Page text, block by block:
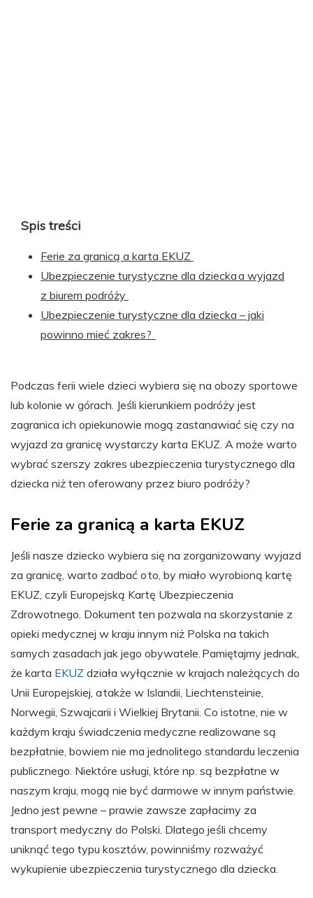
Spis treści
Ferie za granicą a karta EKUZ
Ubezpieczenie turystyczne dla dziecka a wyjazd
z biurem podróży
Ubezpieczenie turystyczne dla dziecka – jaki
powinno mieć zakres?
Podczas ferii wiele dzieci wybiera się na obozy sportowe
lub kolonie w górach. Jeśli kierunkiem podróży jest
zagranica ich opiekunowie mogą zastanawiać się czy na
wyjazd za granicę wystarczy karta EKUZ. A może warto
wybrać szerszy zakres ubezpieczenia turystycznego dla
dziecka niż ten oferowany przez biuro podróży?
Ferie za granicą a karta EKUZ
Jeśli nasze dziecko wybiera się na zorganizowany wyjazd
za granicę, warto zadbać o to, by miało wyrobioną kartę
EKUZ, czyli Europejską Kartę Ubezpieczenia
Zdrowotnego. Dokument ten pozwala na skorzystanie z
opieki medycznej w kraju innym niż Polska na takich
samych zasadach jak jego obywatele. Pamiętajmy jednak,
że karta EKUZ działa wyłącznie w krajach należących do
Unii Europejskiej, a także w Islandii, Liechtensteinie,
Norwegii, Szwajcarii i Wielkiej Brytanii. Co istotne, nie w
każdym kraju świadczenia medyczne realizowane są
bezpłatnie, bowiem nie ma jednolitego standardu leczenia
publicznego. Niektóre usługi, które np. są bezpłatne w
naszym kraju, mogą nie być darmowe w innym państwie.
Jedno jest pewne – prawie zawsze zapłacimy za
transport medyczny do Polski. Dlatego jeśli chcemy
uniknąć tego typu kosztów, powinniśmy rozważyć
wykupienie ubezpieczenia turystycznego dla dziecka.